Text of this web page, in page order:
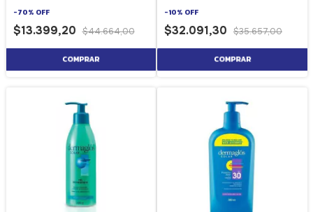
-70% OFF
$13.399,20 $44.664,00
-10% OFF
$32.091,30 $35.657,00